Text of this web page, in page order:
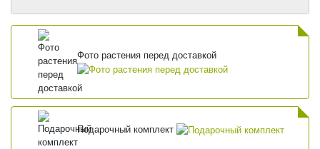
Фото растения перед доставкой
Подарочный комплект